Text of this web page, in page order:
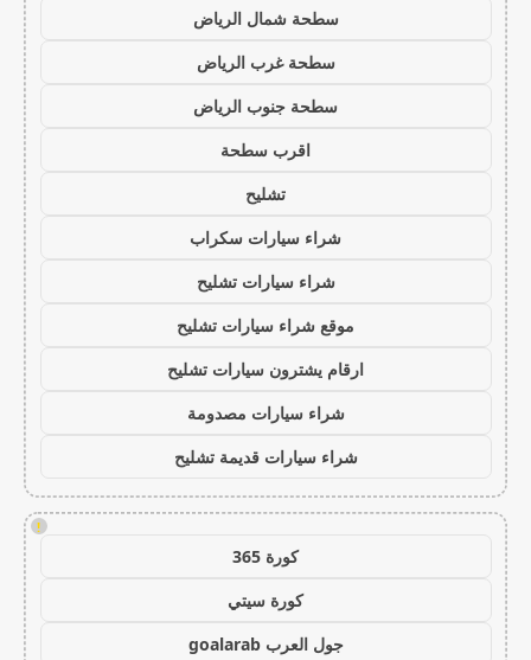
سطحة شمال الرياض
سطحة غرب الرياض
سطحة جنوب الرياض
اقرب سطحة
تشليح
شراء سيارات سكراب
شراء سيارات تشليح
موقع شراء سيارات تشليح
ارقام يشترون سيارات تشليح
شراء سيارات مصدومة
شراء سيارات قديمة تشليح
!
كورة 365
كورة سيتي
جول العرب goalarab